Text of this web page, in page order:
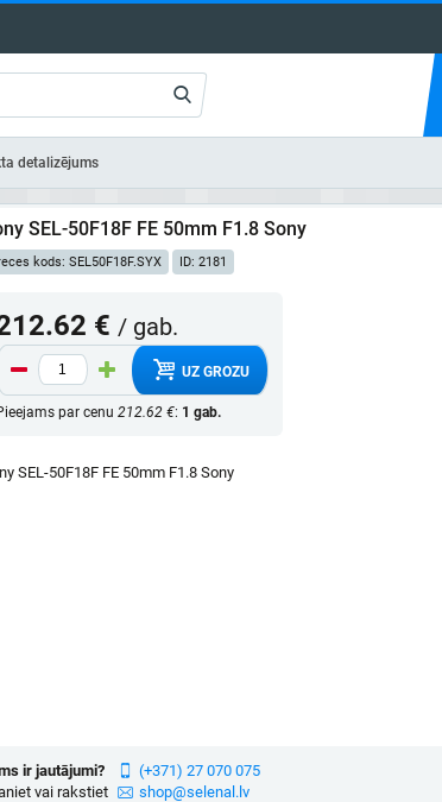
detalizējums
SEL-50F18F FE 50mm F1.8 Sony
kods: SEL50F18F.SYX ID: 2181
€ / gab.
UZ GROZU
par cenu 212.62 €: 1 gab.
SEL-50F18F FE 50mm F1.8 Sony
ir jautājumi?
vai rakstiet
(+371) 27 070 075
shop@selenal.lv